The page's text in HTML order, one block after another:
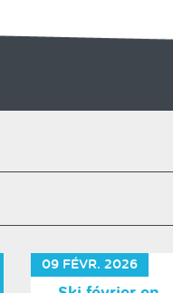
09 FÉVR. 2026